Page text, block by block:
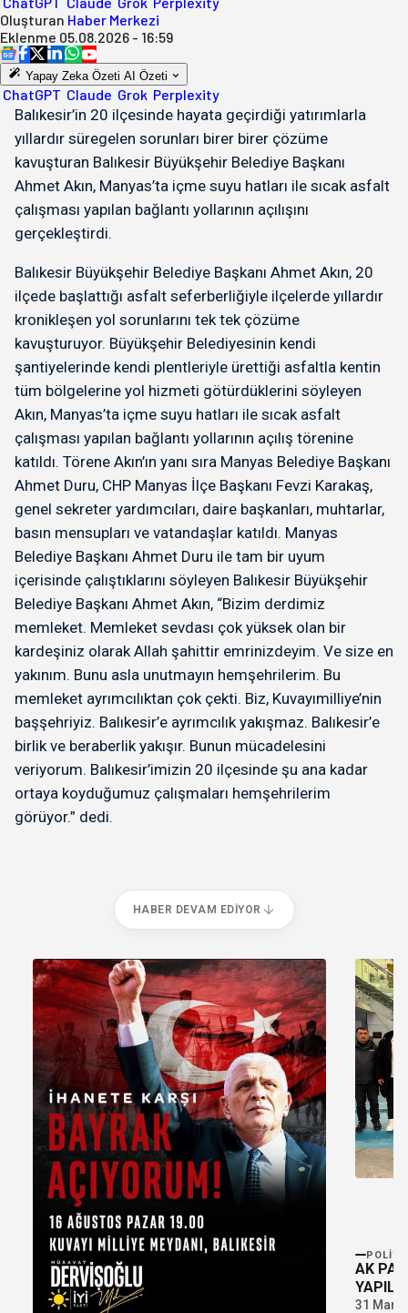
Oluşturan Haber Merkezi
Eklenme 05.08.2026 - 16:59
Yapay Zeka Özeti AI Özeti
ChatGPT Claude Grok Perplexity
Balıkesir’in 20 ilçesinde hayata geçirdiği yatırımlarla
yıllardır süregelen sorunları birer birer çözüme
kavuşturan Balıkesir Büyükşehir Belediye Başkanı
Ahmet Akın, Manyas’ta içme suyu hatları ile sıcak asfalt
çalışması yapılan bağlantı yollarının açılışını
gerçekleştirdi.
Balıkesir Büyükşehir Belediye Başkanı Ahmet Akın, 20
ilçede başlattığı asfalt seferberliğiyle ilçelerde yıllardır
kronikleşen yol sorunlarını tek tek çözüme
kavuşturuyor. Büyükşehir Belediyesinin kendi
şantiyelerinde kendi plentleriyle ürettiği asfaltla kentin
tüm bölgelerine yol hizmeti götürdüklerini söyleyen
Akın, Manyas’ta içme suyu hatları ile sıcak asfalt
çalışması yapılan bağlantı yollarının açılış törenine
katıldı. Törene Akın’ın yanı sıra Manyas Belediye Başkanı
Ahmet Duru, CHP Manyas İlçe Başkanı Fevzi Karakaş,
genel sekreter yardımcıları, daire başkanları, muhtarlar,
basın mensupları ve vatandaşlar katıldı. Manyas
Belediye Başkanı Ahmet Duru ile tam bir uyum
içerisinde çalıştıklarını söyleyen Balıkesir Büyükşehir
Belediye Başkanı Ahmet Akın, “Bizim derdimiz
memleket. Memleket sevdası çok yüksek olan bir
kardeşiniz olarak Allah şahittir emrinizdeyim. Ve size en
yakınım. Bunu asla unutmayın hemşehrilerim. Bu
memleket ayrımcılıktan çok çekti. Biz, Kuvayımilliye’nin
başşehriyiz. Balıkesir’e ayrımcılık yakışmaz. Balıkesir’e
birlik ve beraberlik yakışır. Bunun mücadelesini
veriyorum. Balıkesir’imizin 20 ilçesinde şu ana kadar
ortaya koyduğumuz çalışmaları hemşehrilerim
görüyor.” dedi.
HABER DEVAM EDIYOR
AK
YAPILDI
31 Mart